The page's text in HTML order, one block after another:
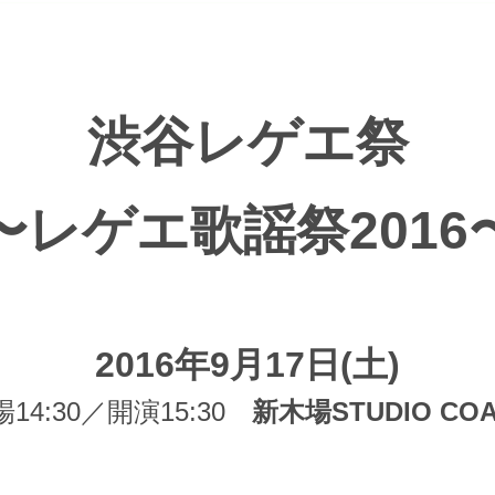
渋谷レゲエ祭
レゲエ歌謡祭2016
2016年9月17日(土)
14:30／開演15:30 新木場STUDIO